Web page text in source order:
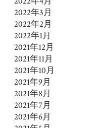
2022年3月
2022年2月
2022年1月
2021年12月
2021年11月
2021年10月
2021年9月
2021年8月
2021年7月
2021年6月